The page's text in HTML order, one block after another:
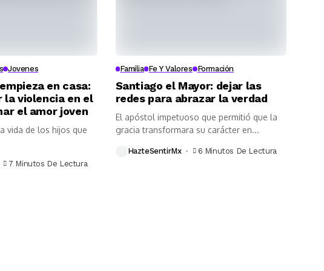
Jovenes
en casa:
la violencia en el
el amor joven
vida de los hijos que
7 Minutos De Lectura
Familia Fe Y Valores Formación
Santiago el Mayor: dejar las
redes para abrazar la verdad
El apóstol impetuoso que permitió que la
gracia transformara su carácter en...
HazteSentirMx 6 Minutos De Lectura